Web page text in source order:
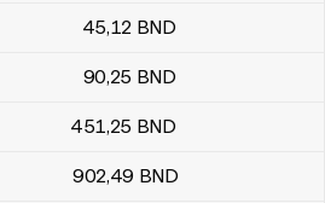
45,12 BND
90,25 BND
451,25 BND
902,49 BND